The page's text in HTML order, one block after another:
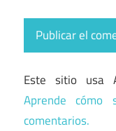
Este sitio usa
Aprende
comentarios.